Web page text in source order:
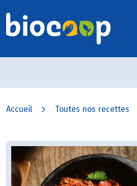
Accueil Toutes nos recettes